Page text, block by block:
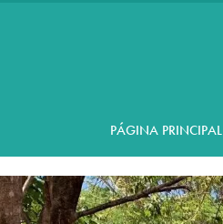
PÁGINA PRINCIPAL